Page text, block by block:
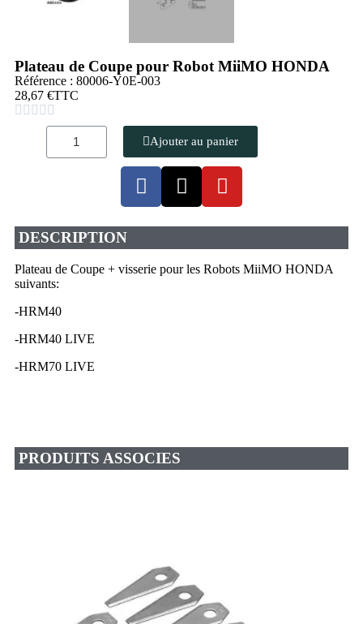
Plateau de Coupe pour Robot MiiMO HONDA
Référence : 80006-Y0E-003
28,67 €TTC
    
Ajouter au panier
DESCRIPTION
Plateau de Coupe + visserie pour les Robots MiiMO HONDA
suivants:
-HRM40
-HRM40 LIVE
-HRM70 LIVE
PRODUITS ASSOCIES